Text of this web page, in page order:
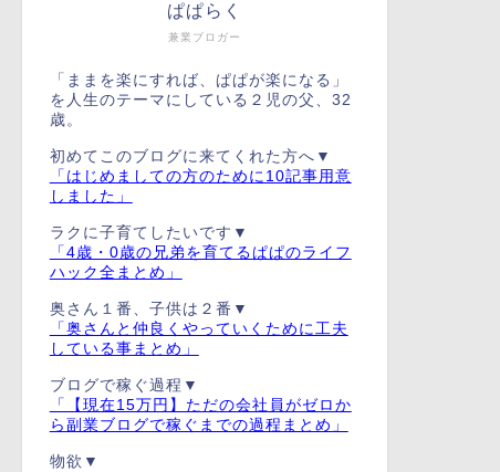
兼業ブロガー
ぱぱらく
「ままを楽にすれば、ぱぱが楽になる」
を人生のテーマにしている２児の父、32
歳。
初めてこのブログに来てくれた方へ▼
「はじめましての方のために10記事用意
しました」
ラクに子育てしたいです▼
「4歳・0歳の兄弟を育てるぱぱのライフ
ハック全まとめ」
奥さん１番、子供は２番▼
「奥さんと仲良くやっていくために工夫
している事まとめ」
ブログで稼ぐ過程▼
「【現在15万円】ただの会社員がゼロか
ら副業ブログで稼ぐまでの過程まとめ」
物欲▼